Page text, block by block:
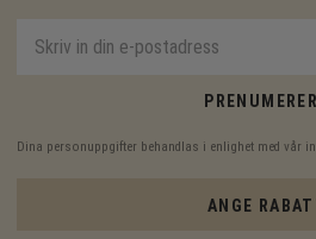
Dina personuppgifter behandlas i enlighet med vår
ANGE